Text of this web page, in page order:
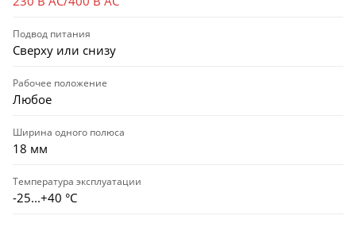
Подвод питания
Сверху или снизу
Рабочее положение
Любое
Ширина одного полюса
18 мм
Температура эксплуатации
-25...+40 °С